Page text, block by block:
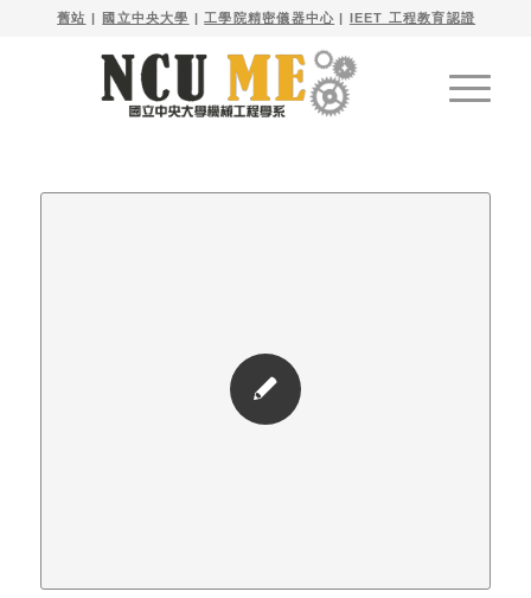
舊站 | 國立中央大學 | 工學院精密儀器中心 | IEET 工程教育認證